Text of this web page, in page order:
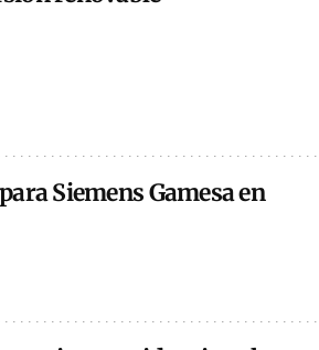
Siemens Gamesa en